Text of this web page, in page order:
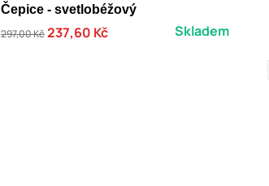
Čepice - svetlobéžový
297,00 Kč237,60 Kč Skladem